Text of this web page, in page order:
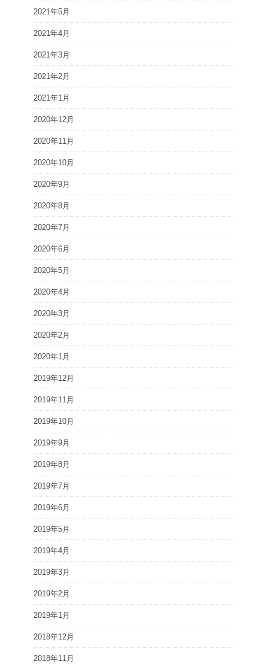
2021年5月
2021年4月
2021年3月
2021年2月
2021年1月
2020年12月
2020年11月
2020年10月
2020年9月
2020年8月
2020年7月
2020年6月
2020年5月
2020年4月
2020年3月
2020年2月
2020年1月
2019年12月
2019年11月
2019年10月
2019年9月
2019年8月
2019年7月
2019年6月
2019年5月
2019年4月
2019年3月
2019年2月
2019年1月
2018年12月
2018年11月